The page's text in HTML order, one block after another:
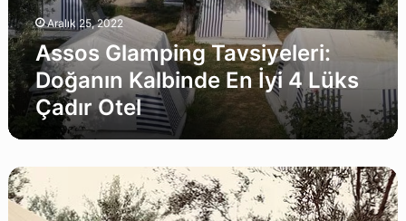
4
Lüks
Çadır
Otel
Aralık 25, 2022
Assos Glamping Tavsiyeleri:
Doğanın Kalbinde En İyi 4 Lüks
Çadır Otel
Çanakkale
Glamping
Tavsiyeleri: